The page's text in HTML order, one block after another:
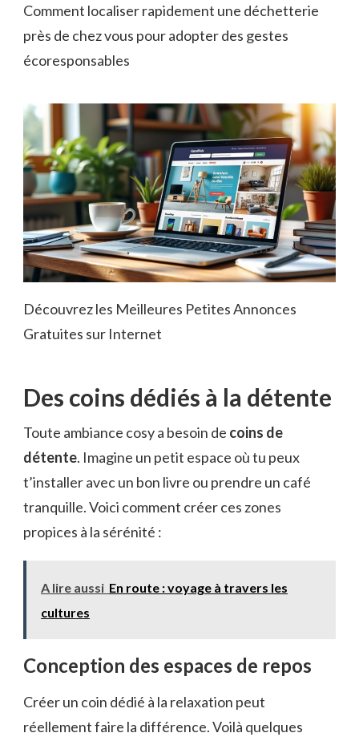
Comment localiser rapidement une déchetterie
près de chez vous pour adopter des gestes
écoresponsables
Découvrez les Meilleures Petites Annonces
Gratuites sur Internet
Des coins dédiés à la détente
Toute ambiance cosy a besoin de coins de
détente. Imagine un petit espace où tu peux
t’installer avec un bon livre ou prendre un café
tranquille. Voici comment créer ces zones
propices à la sérénité :
A lire aussi En route : voyage à travers les
cultures
Conception des espaces de repos
Créer un coin dédié à la relaxation peut
réellement faire la différence. Voilà quelques